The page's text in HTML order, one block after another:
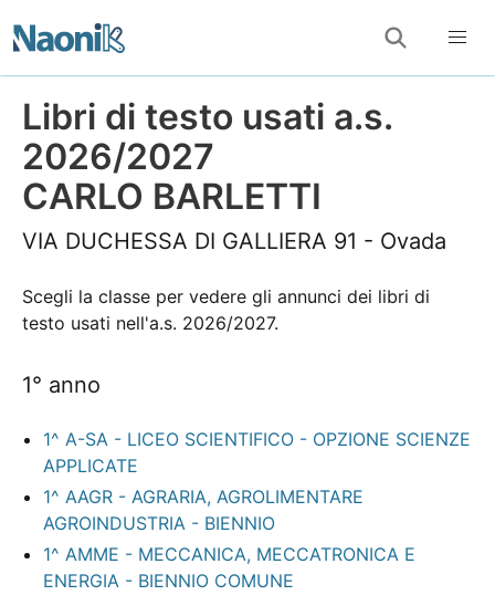
Libri di testo usati a.s.
2026/2027
CARLO BARLETTI
VIA DUCHESSA DI GALLIERA 91 - Ovada
Scegli la classe per vedere gli annunci dei libri di
testo usati nell'a.s. 2026/2027.
1° anno
1^ A-SA - LICEO SCIENTIFICO - OPZIONE SCIENZE
APPLICATE
1^ AAGR - AGRARIA, AGROLIMENTARE
AGROINDUSTRIA - BIENNIO
1^ AMME - MECCANICA, MECCATRONICA E
ENERGIA - BIENNIO COMUNE